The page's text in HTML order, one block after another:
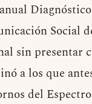
Social
sin presentar
a los que
del